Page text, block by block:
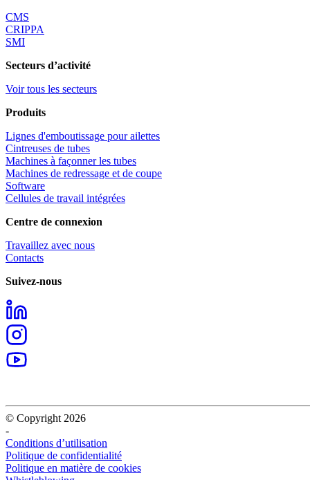
CMS
CRIPPA
SMI
Secteurs d’activité
Voir tous les secteurs
Produits
Lignes d'emboutissage pour ailettes
Cintreuses de tubes
Machines à façonner les tubes
Machines de redressage et de coupe
Software
Cellules de travail intégrées
Centre de connexion
Travaillez avec nous
Contacts
Suivez-nous
© Copyright 2026
-
Conditions d’utilisation
Politique de confidentialité
Politique en matière de cookies